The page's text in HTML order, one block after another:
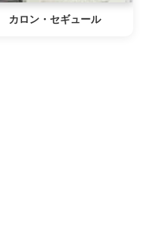
カロン・セギュール